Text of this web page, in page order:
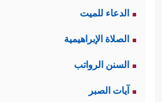
الدعاء للميت
الصلاة الإبراهيمية
السنن الرواتب
آيات الصبر